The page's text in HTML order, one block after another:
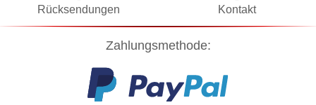
Rücksendungen Kontakt
Zahlungsmethode: